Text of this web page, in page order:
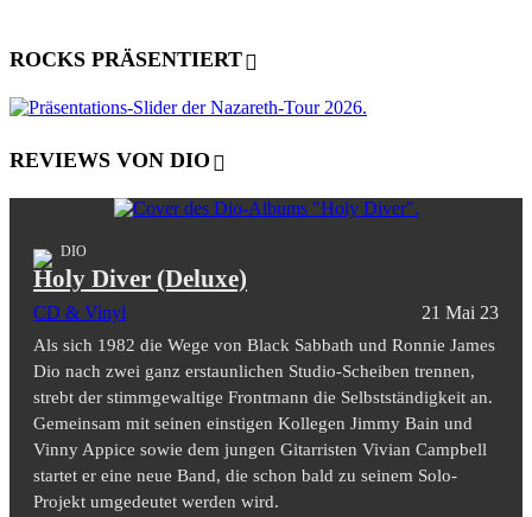
ROCKS PRÄSENTIERT
REVIEWS VON DIO
DIO
Holy Diver (Deluxe)
CD & Vinyl 21 Mai 23
Als sich 1982 die Wege von Black Sabbath und Ronnie James
Dio nach zwei ganz erstaunlichen Studio-Scheiben trennen,
strebt der stimmgewaltige Frontmann die Selbstständigkeit an.
Gemeinsam mit seinen einstigen Kollegen Jimmy Bain und
Vinny Appice sowie dem jungen Gitarristen Vivian Campbell
startet er eine neue Band, die schon bald zu seinem Solo-
Projekt umgedeutet werden wird.